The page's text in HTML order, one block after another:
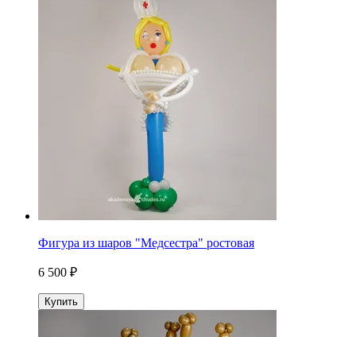
Фигура из шаров "Медсестра" ростовая
6 500 ₽
Купить